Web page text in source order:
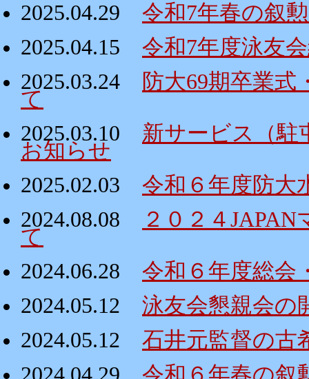
2025.04.29
令和7年春の叙
2025.04.15
令和7年度泳友
2025.03.24
防大69期卒業
て
2025.03.10
新サービス（駐
お知らせ
2025.02.03
令和６年度防大
2024.08.08
２０２４
て
2024.06.28
令和６年度総会
2024.05.12
泳友会懇親会の
2024.05.12
石井元監督の古